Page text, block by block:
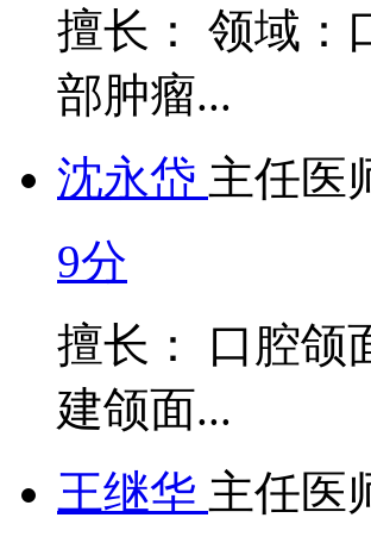
擅长： 领域：
部肿瘤...
沈永岱 主任医
9分
擅长： 口腔颌
建颌面...
王继华 主任医